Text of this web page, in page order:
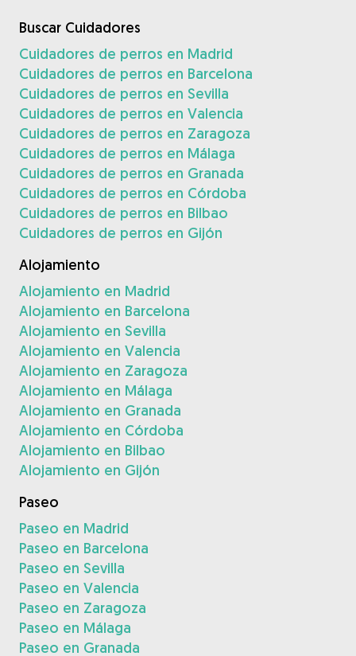
Buscar Cuidadores
Cuidadores de perros en Madrid
Cuidadores de perros en Barcelona
Cuidadores de perros en Sevilla
Cuidadores de perros en Valencia
Cuidadores de perros en Zaragoza
Cuidadores de perros en Málaga
Cuidadores de perros en Granada
Cuidadores de perros en Córdoba
Cuidadores de perros en Bilbao
Cuidadores de perros en Gijón
Alojamiento
Alojamiento en Madrid
Alojamiento en Barcelona
Alojamiento en Sevilla
Alojamiento en Valencia
Alojamiento en Zaragoza
Alojamiento en Málaga
Alojamiento en Granada
Alojamiento en Córdoba
Alojamiento en Bilbao
Alojamiento en Gijón
Paseo
Paseo en Madrid
Paseo en Barcelona
Paseo en Sevilla
Paseo en Valencia
Paseo en Zaragoza
Paseo en Málaga
Paseo en Granada